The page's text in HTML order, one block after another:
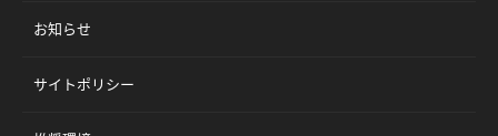
お知らせ
サイトポリシー